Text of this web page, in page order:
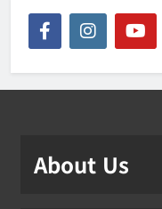
About Us